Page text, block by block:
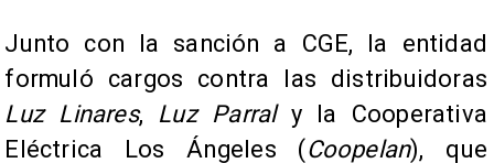
Junto con la sanción a CGE, la entidad
formuló cargos contra las distribuidoras
Luz Linares, Luz Parraly la Cooperativa
Eléctrica Los Ángeles (Coopelan), que